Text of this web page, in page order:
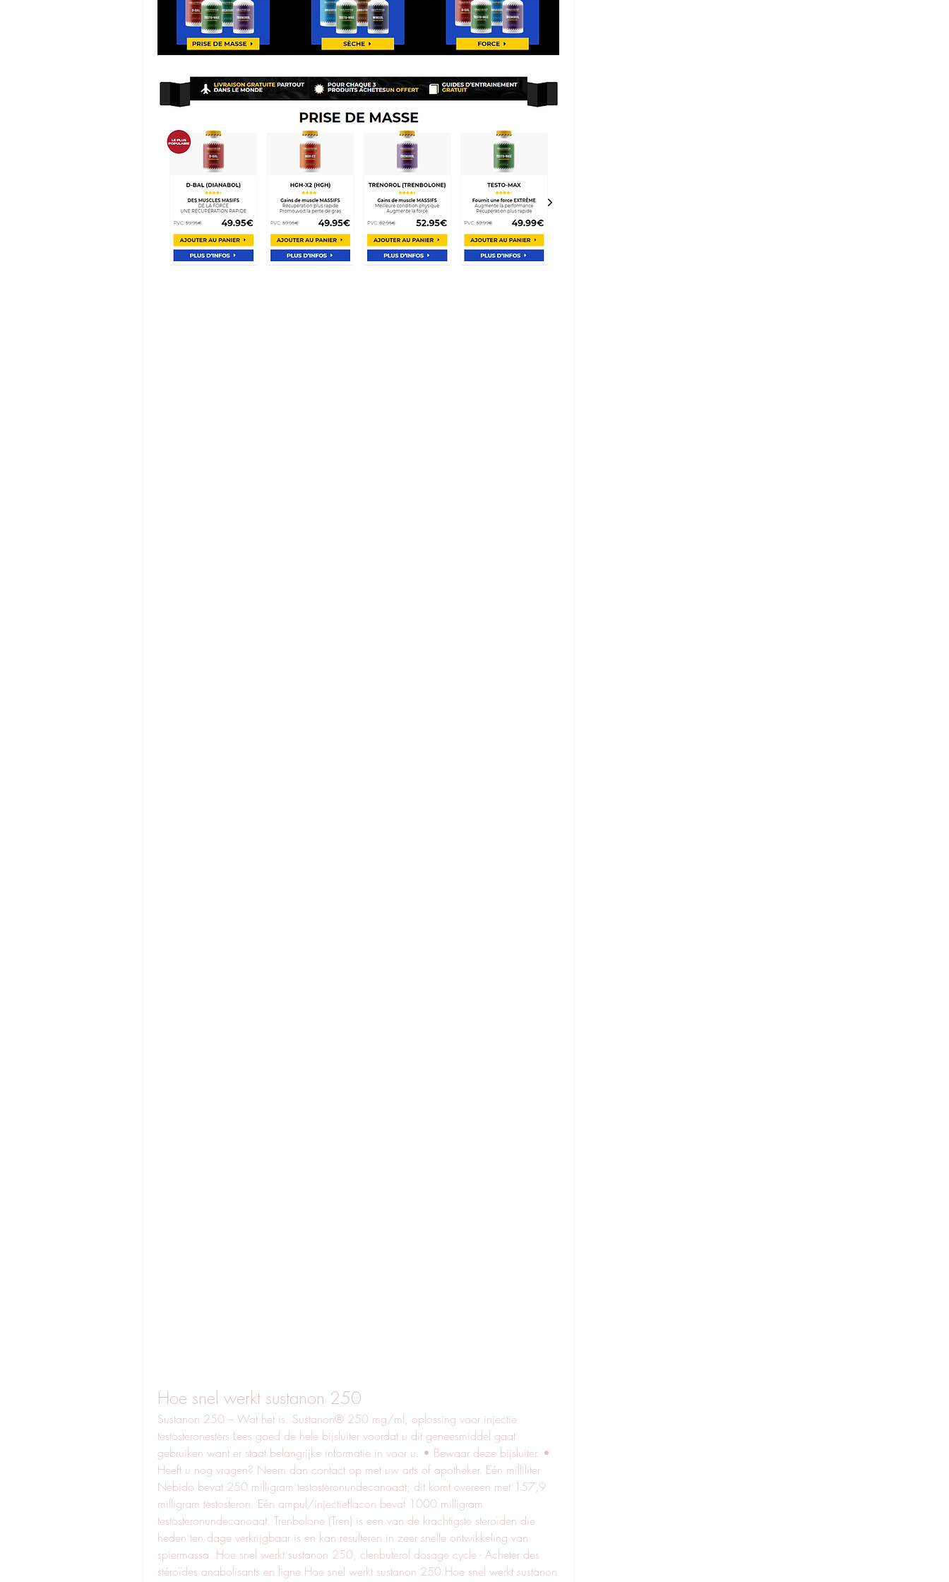
Hoe snel werkt sustanon 250
Sustanon 250 – Wat het is. Sustanon® 250 mg/ml, oplossing voor injectie
testosteronesters Lees goed de hele bijsluiter voordat u dit geneesmiddel gaat
gebruiken want er staat belangrijke informatie in voor u. • Bewaar deze bijsluiter. •
Heeft u nog vragen? Neem dan contact op met uw arts of apotheker. Eén milliliter
Nebido bevat 250 milligram testosteronundecanoaat; dit komt overeen met 157,9
milligram testosteron. Eén ampul/injectieflacon bevat 1000 milligram
testosteronundecanoaat. Trenbolone (Tren) is een van de krachtigste steroïden die
heden ten dage verkrijgbaar is en kan resulteren in zeer snelle ontwikkeling van
spiermassa. Hoe snel werkt sustanon 250, clenbuterol dosage cycle - Acheter des
stéroïdes anabolisants en ligne Hoe snel werkt sustanon 250 Hoe snel werkt sustanon